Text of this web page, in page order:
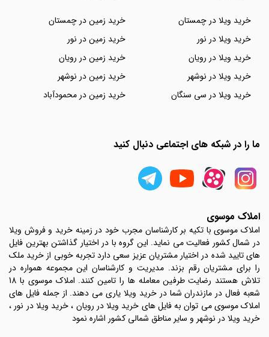
خرید ویلا در چمستان
خرید ویلا در نور
خرید ویلا در رویان
خرید ویلا در نوشهر
خرید ویلا در سی سنگان
خرید زمین در چمستان
خرید زمین در نور
خرید زمین در رویان
خرید زمین در نوشهر
خرید زمین در محمودآباد
ما را در شبکه های اجتماعی دنبال کنید
املاک موسوی
املاک موسوی با تکیه بر کارشناسان مجرب خود در زمینه خرید و فروش ویلا
در شمال کشور فعالیت می نماید. این گروه با در اختیار گذاشتن بهترین فایل
های تایید شده در اختیار مشتریان عزیز سعی دارد تجربه خوبی از خرید ملک
را برای مشتریان رقم بزند. مدیریت و کارشناسان این مجموعه همواره در
تلاش هستند رضایت طرفین معامله ها را تامین کنند. املاک موسوی با 18
شعبه فعال در مازندران شما در خرید ویلا یاری می دهند. از جمله فایل های
املاک موسوی می توان به فایل های خرید ویلا در رویان ، خرید ویلا در نور ،
خرید ویلا در نوشهر و سایر مناطق شمالی کشور اشاره نمود